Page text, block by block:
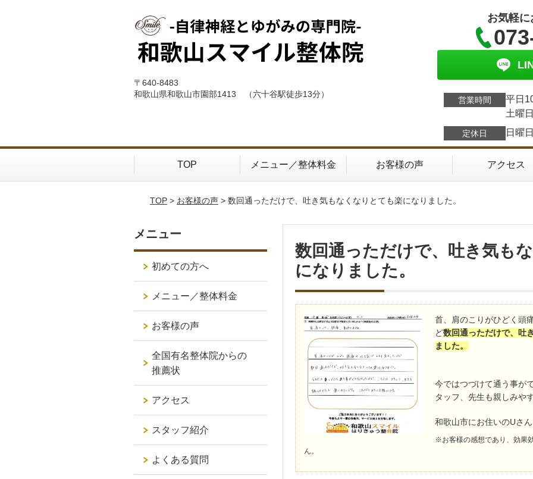
〒640-8483
和歌山県和歌山市園部1413 （六十谷駅徒歩13分）
お気軽
営業時間
平日
土曜
定休日 日曜
TOP メニュー／整体料金 お客様の声 アクセス
TOP> お客様の声> 数回通っただけで、吐き気もなくなりとても楽になりました。
数回通っただけで、吐き気も
になりました。
首、肩のこりがひどく頭
ど数回通っただけで、吐
ました。
今ではつづけて通う事が
タッフ、先生も親しみや
和歌山市にお住いのUさん
※お客様の感想であり、効果
ん。
メニュー
初めての方へ
メニュー／整体料金
お客様の声
全国有名整体院からの
推薦状
アクセス
スタッフ紹介
よくある質問